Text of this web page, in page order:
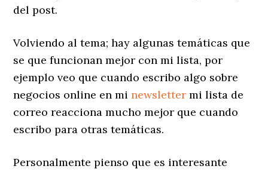
del post.
Volviendo al tema; hay algunas temáticas que
se que funcionan mejor con mi lista, por
ejemplo veo que cuando escribo algo sobre
negocios online en minewsletter mi lista de
correo reacciona mucho mejor que cuando
escribo para otras temáticas.
Personalmente pienso que es interesante